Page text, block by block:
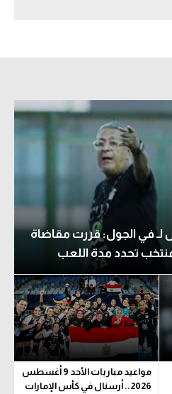
لـ في الجول: قررت مقاضاة
تحدد مدة اللعب
مواعيد مباريات الأحد 9 أغسطس
2026.. أرسنال في كأس الإمارات